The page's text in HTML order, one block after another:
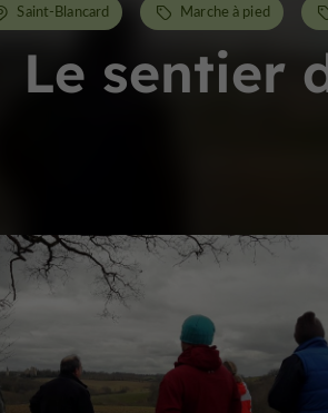
Le sentier
Saint-Blancard Marche à pied